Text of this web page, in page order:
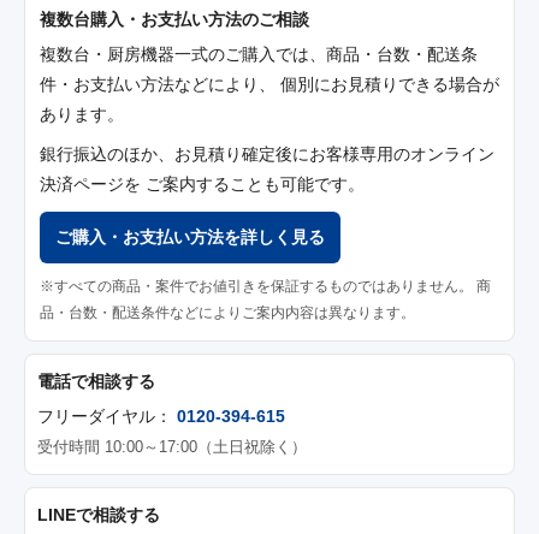
複数台購入・お支払い方法のご相談
複数台・厨房機器一式のご購入では、商品・台数・配送条
件・お支払い方法などにより、 個別にお見積りできる場合が
あります。
銀行振込のほか、お見積り確定後にお客様専用のオンライン
決済ページを ご案内することも可能です。
ご購入・お支払い方法を詳しく見る
※すべての商品・案件でお値引きを保証するものではありません。 商
品・台数・配送条件などによりご案内内容は異なります。
電話で相談する
フリーダイヤル： 0120-394-615
受付時間 10:00～17:00（土日祝除く）
LINEで相談する